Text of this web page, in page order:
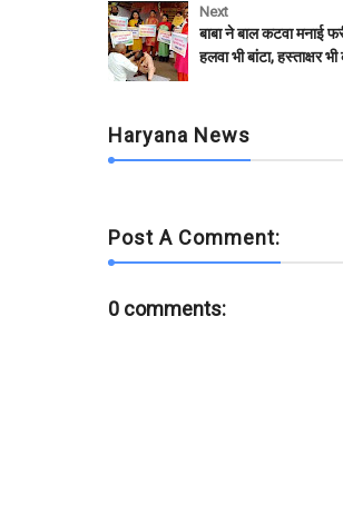
e
b
o
o
k
t
t
e
t
s
A
p
l
l
r
Next
बाबा ने बाल कटवा मनाई
हलवा भी बांटा, हस्ताक्षर
Haryana News
Post A Comment:
0 comments: